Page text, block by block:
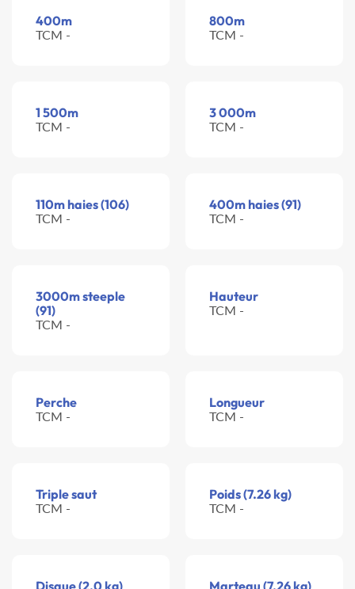
400m
TCM -
800m
TCM -
1 500m
TCM -
3 000m
TCM -
110m haies (106)
TCM -
400m haies (91)
TCM -
3000m steeple
(91)
TCM -
Hauteur
TCM -
Perche
TCM -
Longueur
TCM -
Triple saut
TCM -
Poids (7.26 kg)
TCM -